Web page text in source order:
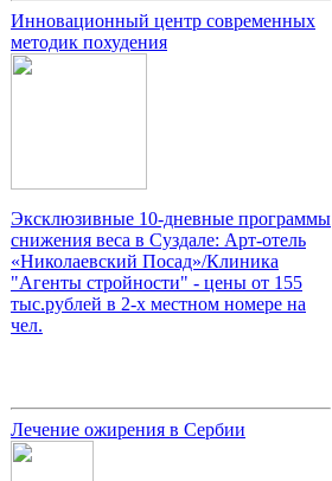
Инновационный центр современных
методик похудения
Эксклюзивные 10-дневные программы
снижения веса в Суздале: Арт-отель
«Николаевский Посад»/Клиника
"Агенты стройности" - цены от 155
тыс.рублей в 2-х местном номере на
чел.
Лечение ожирения в Сербии